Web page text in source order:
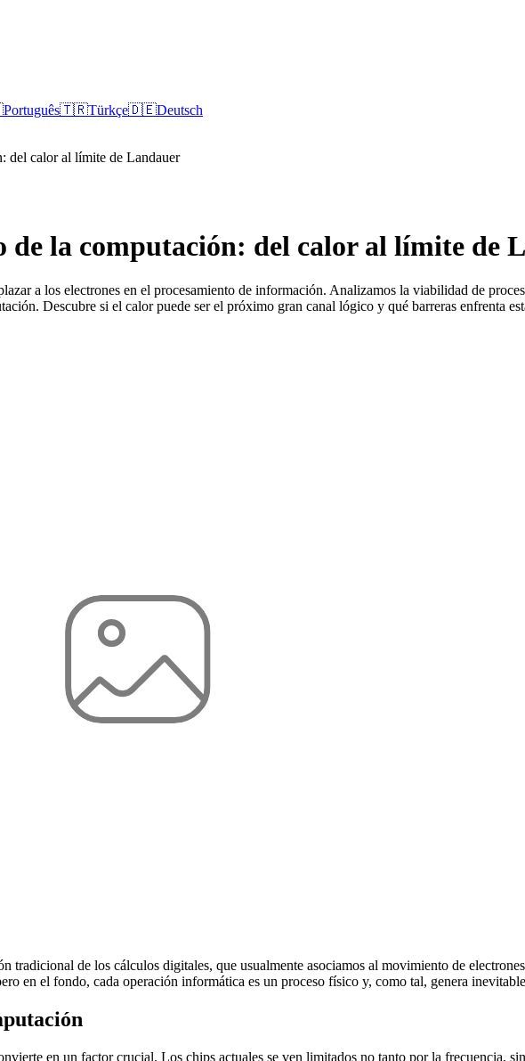
Português🇹🇷Türkçe🇩🇪Deutsch
del calor al límite de Landauer
de la computación: del calor al límite de
a los electrones en el procesamiento de información. Analizamos la viabilidad de
Descubre si el calor puede ser el próximo gran canal lógico y qué barreras enfrenta
tradicional de los cálculos digitales, que usualmente asociamos al movimiento de
en el fondo, cada operación informática es un proceso físico y, como tal, genera
en un factor crucial. Los chips actuales se ven limitados no tanto por la frecuencia,